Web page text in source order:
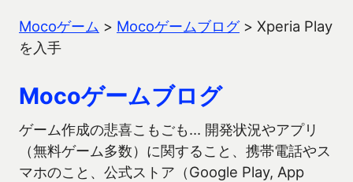
Mocoゲーム > Mocoゲームブログ> Xperia Play
を入手
Mocoゲームブログ
ゲーム作成の悲喜こもごも… 開発状況やアプリ
（無料ゲーム多数）に関すること、携帯電話やス
マホのこと、公式ストア（Google Play, App